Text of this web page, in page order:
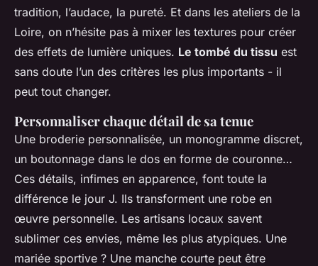
tradition, l’audace, la pureté. Et dans les ateliers de la
Loire, on n’hésite pas à mixer les textures pour créer
des effets de lumière uniques. Le tombé du tissu est
sans doute l’un des critères les plus importants - il
peut tout changer.
Personnaliser chaque détail de sa tenue
Une broderie personnalisée, un monogramme discret,
un boutonnage dans le dos en forme de couronne…
Ces détails, infimes en apparence, font toute la
différence le jour J. Ils transforment une robe en
œuvre personnelle. Les artisans locaux savent
sublimer ces envies, même les plus atypiques. Une
mariée sportive ? Une manche courte peut être